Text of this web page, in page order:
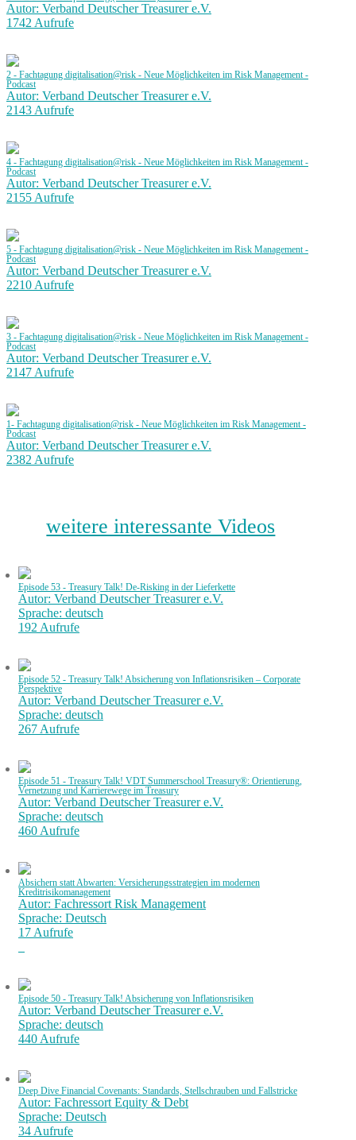
Autor: Verband Deutscher Treasurer e.V.
1742 Aufrufe
2 - Fachtagung digitalisation@risk - Neue Möglichkeiten im Risk Management -
Podcast
Autor: Verband Deutscher Treasurer e.V.
2143 Aufrufe
4 - Fachtagung digitalisation@risk - Neue Möglichkeiten im Risk Management -
Podcast
Autor: Verband Deutscher Treasurer e.V.
2155 Aufrufe
5 - Fachtagung digitalisation@risk - Neue Möglichkeiten im Risk Management -
Podcast
Autor: Verband Deutscher Treasurer e.V.
2210 Aufrufe
3 - Fachtagung digitalisation@risk - Neue Möglichkeiten im Risk Management -
Podcast
Autor: Verband Deutscher Treasurer e.V.
2147 Aufrufe
1- Fachtagung digitalisation@risk - Neue Möglichkeiten im Risk Management -
Podcast
Autor: Verband Deutscher Treasurer e.V.
2382 Aufrufe
weitere interessante Videos
Episode 53 - Treasury Talk! De-Risking in der Lieferkette
Autor: Verband Deutscher Treasurer e.V.
Sprache: deutsch
192 Aufrufe
Episode 52 - Treasury Talk! Absicherung von Inflationsrisiken – Corporate
Perspektive
Autor: Verband Deutscher Treasurer e.V.
Sprache: deutsch
267 Aufrufe
Episode 51 - Treasury Talk! VDT Summerschool Treasury®: Orientierung,
Vernetzung und Karrierewege im Treasury
Autor: Verband Deutscher Treasurer e.V.
Sprache: deutsch
460 Aufrufe
Absichern statt Abwarten: Versicherungsstrategien im modernen
Kreditrisikomanagement
Autor: Fachressort Risk Management
Sprache: Deutsch
17 Aufrufe
Episode 50 - Treasury Talk! Absicherung von Inflationsrisiken
Autor: Verband Deutscher Treasurer e.V.
Sprache: deutsch
440 Aufrufe
Deep Dive Financial Covenants: Standards, Stellschrauben und Fallstricke
Autor: Fachressort Equity & Debt
Sprache: Deutsch
34 Aufrufe